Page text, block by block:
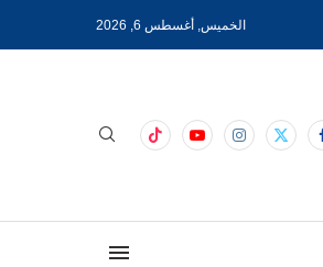
الخميس, أغسطس 6, 2026